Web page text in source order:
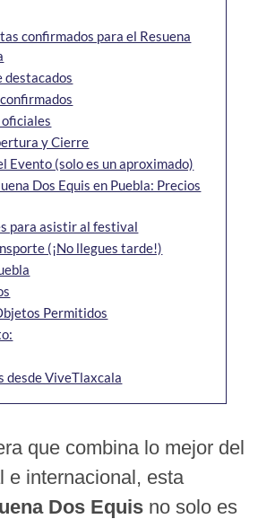
confirmados para el Resuena
destacados
y Cierre
Evento (solo es un aproximado)
Dos Equis en Puebla: Precios
para asistir al festival
(¡No llegues tarde!)
Permitidos
desde ViveTlaxcala
que combina lo mejor del
e internacional, esta
Dos Equis no solo es